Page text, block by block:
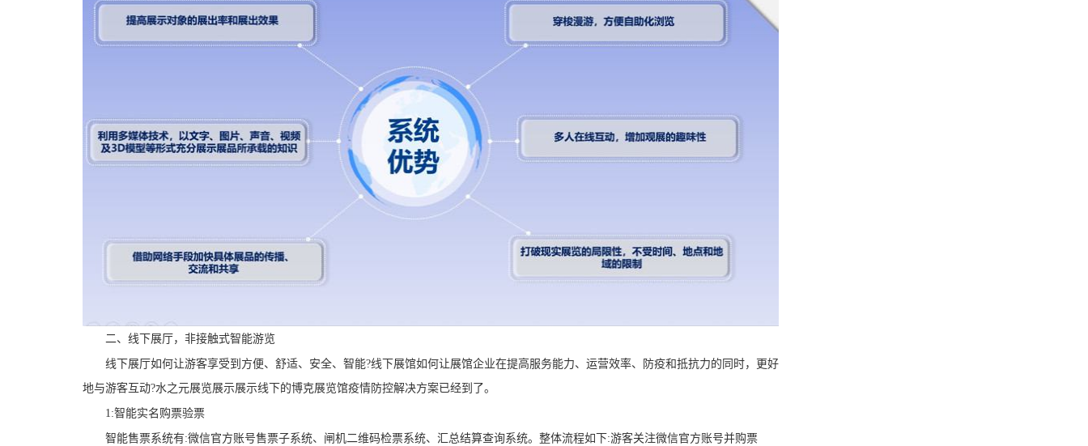
二、线下展厅，非接触式智能游览
线下展厅如何让游客享受到方便、舒适、安全、智能?线下展馆如何让展馆企业在提高服务能力、运营效率、防疫和抵抗力的同时，更好
地与游客互动?水之元展览展示展示线下的博克展览馆疫情防控解决方案已经到了。
1:智能实名购票验票
智能售票系统有:微信官方账号售票子系统、闸机二维码检票系统、汇总结算查询系统。整体流程如下:游客关注微信官方账号并购票